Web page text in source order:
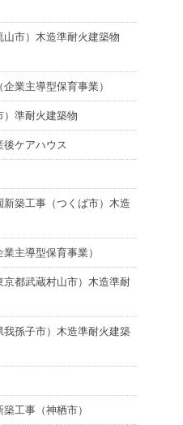
山市）木造準耐火建築物
業主導型保育事業）
）準耐火建築物
ケアハウス
築工事（つくば市）木造
主導型保育事業）
都武蔵村山市）木造準耐
孫子市）木造準耐火建築
工事（神栖市）